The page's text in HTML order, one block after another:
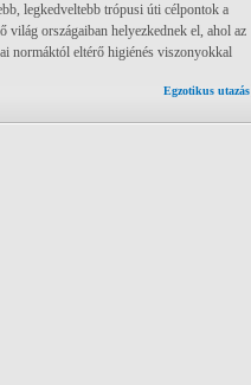
legkedveltebb trópusi úti célpontok a
világ országaiban helyezkednek el, ahol az
normáktól eltérő higiénés viszonyokkal
Egzotikus utazás